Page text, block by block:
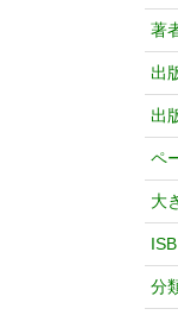
著
出
出
ペ
大
分